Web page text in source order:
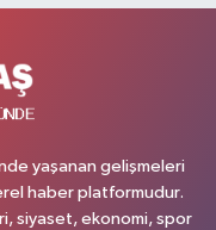
yaşanan gelişmeleri
haber platformudur.
siyaset, ekonomi, spor